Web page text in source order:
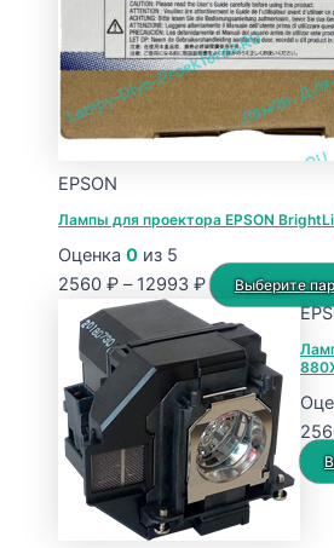
EPSON
Лампы для проектора EPSON
Оценка 0 из 5
2560 ₽ – 12993 ₽Диапазон
цен:
2560 ₽
–
12993 ₽
Выберите